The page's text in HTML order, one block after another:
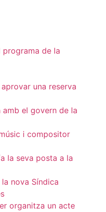
de la
una reserva
amb el govern de la
i compositor
la seva posta a la
nova Síndica
organitza un acte